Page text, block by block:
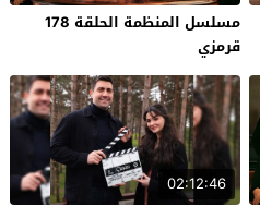
مسلسل المنظمة الحلقة 178
قرمزي
02:12:46